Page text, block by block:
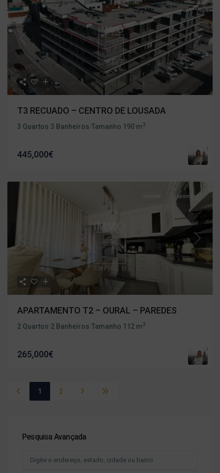
Previous Next
T3 RECUADO – CENTRO DE LOUSADA
3 Quartos·3 Banheiros·Tamanho 190 m2
445,000€
Next
Disponivel
APARTAMENTO T2 – OURAL – PAREDES
2 Quartos·2 Banheiros·Tamanho 112 m2
265,000€
1 2
Pesquisa Avançada